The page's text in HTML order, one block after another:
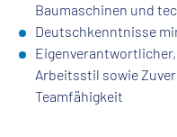
Baumaschinen und
Deutschkenntnisse
Arbeitsstil sowie
Teamfähigkeit